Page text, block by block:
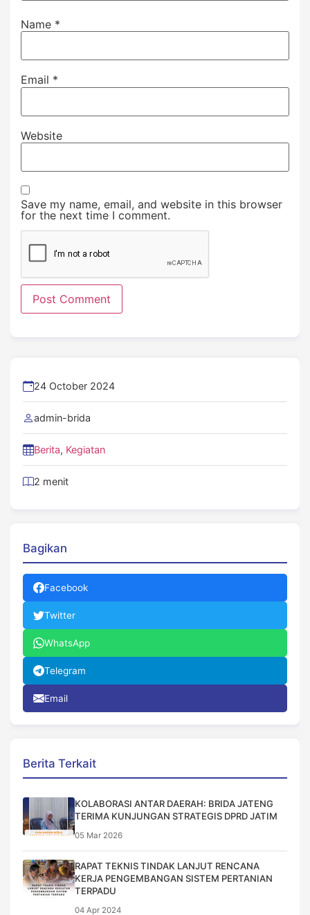
24 October 2024
admin-brida
Berita, Kegiatan
2 menit
Bagikan
Facebook
Twitter
WhatsApp
Telegram
Email
Berita Terkait
KOLABORASI ANTAR DAERAH: BRIDA JATENG
TERIMA KUNJUNGAN STRATEGIS DPRD JATIM
05 Mar 2026
RAPAT TEKNIS TINDAK LANJUT RENCANA
KERJA PENGEMBANGAN SISTEM PERTANIAN
TERPADU
04 Apr 2024
Name *
Email *
Website
Save my name, email, and website in this browser
for the next time I comment.